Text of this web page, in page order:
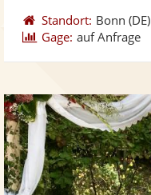
Standort: Bonn (DE)
Gage: auf Anfrage